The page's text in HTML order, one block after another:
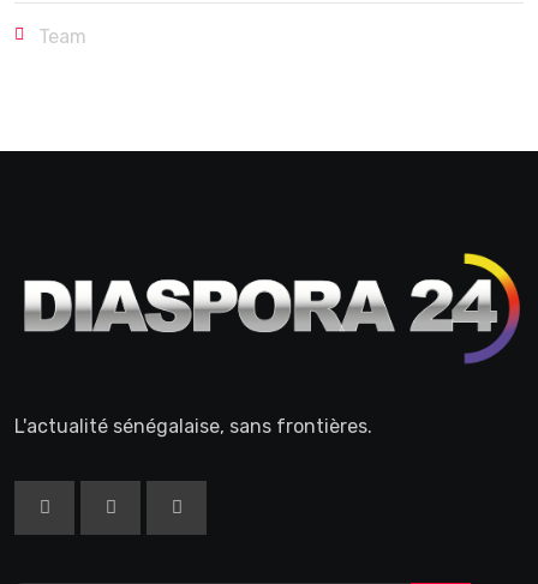
Team
L'actualité sénégalaise, sans frontières.